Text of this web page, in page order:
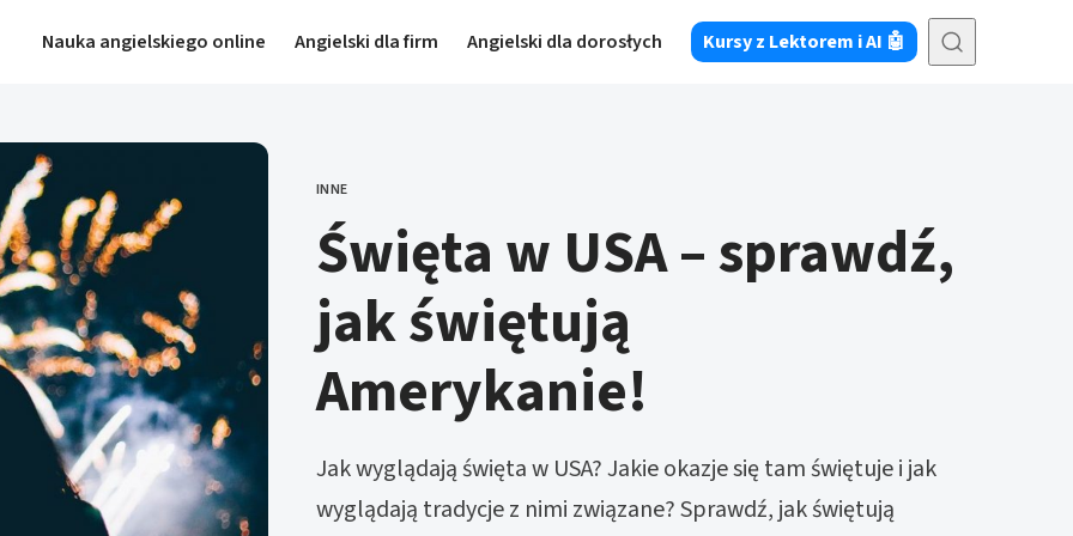
Nauka angielskiego online Angielski dla firm Angielski dla dorosłych Kursy z Lektorem i AI 🤖
KATEGORIE
INNE
Święta w USA – sprawdź,
jak świętują
Amerykanie!
Jak wyglądają święta w USA? Jakie okazje się tam świętuje i jak
wyglądają tradycje z nimi związane? Sprawdź, jak świętują